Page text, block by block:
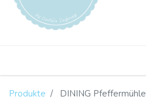
Produkte DINING Pfeffermühle